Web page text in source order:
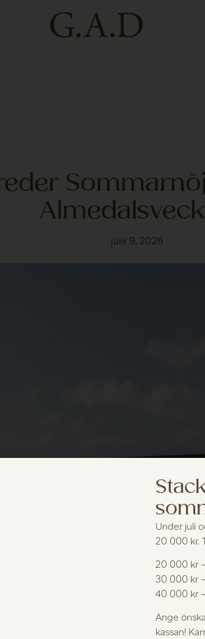
juni 9, 2026
Under juli
20 000 kr.
20 000 kr
30 000 kr
40 000 kr
Ange
kassan!